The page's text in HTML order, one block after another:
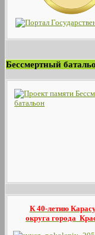
Бессмертный
К 40-летию
округа города